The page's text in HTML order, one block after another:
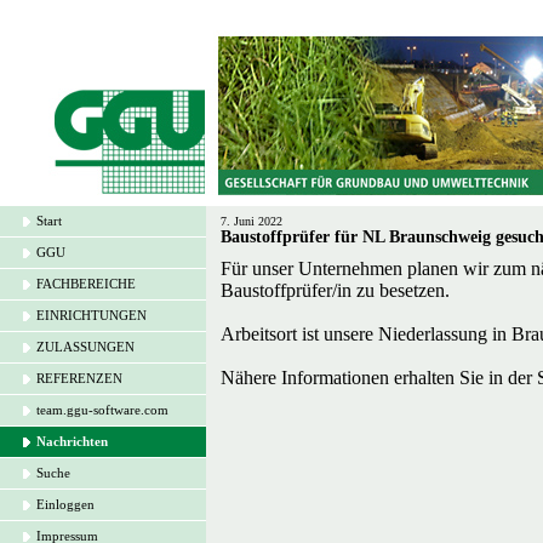
Start
GGU
FACHBEREICHE
EINRICHTUNGEN
ZULASSUNGEN
REFERENZEN
team.ggu-software.com
Nachrichten
Suche
Einloggen
Impressum
7. Juni 2022
Baustoffprüfer für NL Braunschweig
Für unser Unternehmen planen wir zum
Baustoffprüfer/in zu besetzen.
Arbeitsort ist unsere Niederlassung in
Nähere Informationen erhalten Sie in